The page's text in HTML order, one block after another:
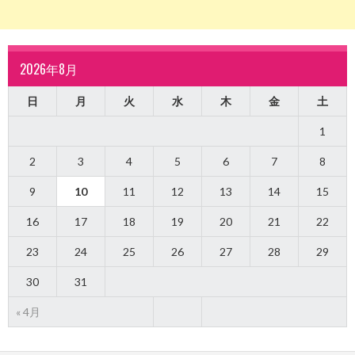
2026年8月
日 月 火 水 木 金 土
« 4月
1
2 3 4 5 6 7 8
9 10 11 12 13 14 15
16 17 18 19 20 21 22
23 24 25 26 27 28 29
30 31